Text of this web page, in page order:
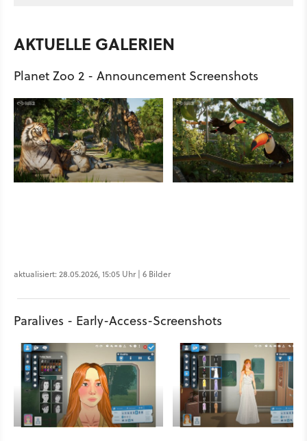
AKTUELLE GALERIEN
Planet Zoo 2 - Announcement Screenshots
aktualisiert: 28.05.2026, 15:05 Uhr | 6 Bilder
Paralives - Early-Access-Screenshots